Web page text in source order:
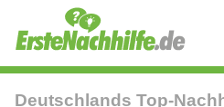
Deutschlands Top-